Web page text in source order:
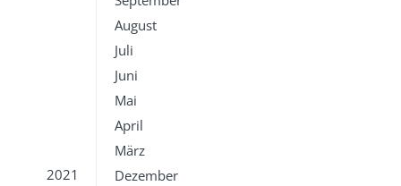
August
Juli
Juni
Mai
April
März
2021
Dezember